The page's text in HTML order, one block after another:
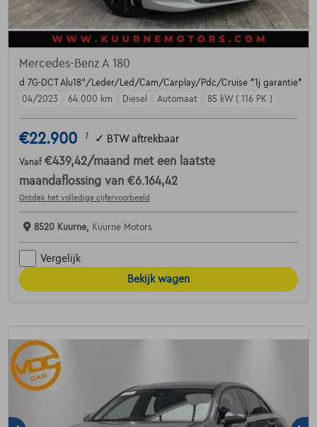
Mercedes-Benz A 180
d 7G-DCT Alu18"/Leder/Led/Cam/Carplay/Pdc/Cruise *1j garantie*
04/2023
64.000 km Diesel Automaat 85 kW ( 116 PK )
€22.900 1 ✓ BTW aftrekbaar
Vanaf €439,42/maand met een laatste
maandaflossing van €6.164,42
Ontdek het volledige cijfervoorbeeld
8520 Kuurne, Kuurne Motors
Vergelijk
Bekijk wagen